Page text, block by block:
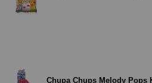
Chupa Chups Melody